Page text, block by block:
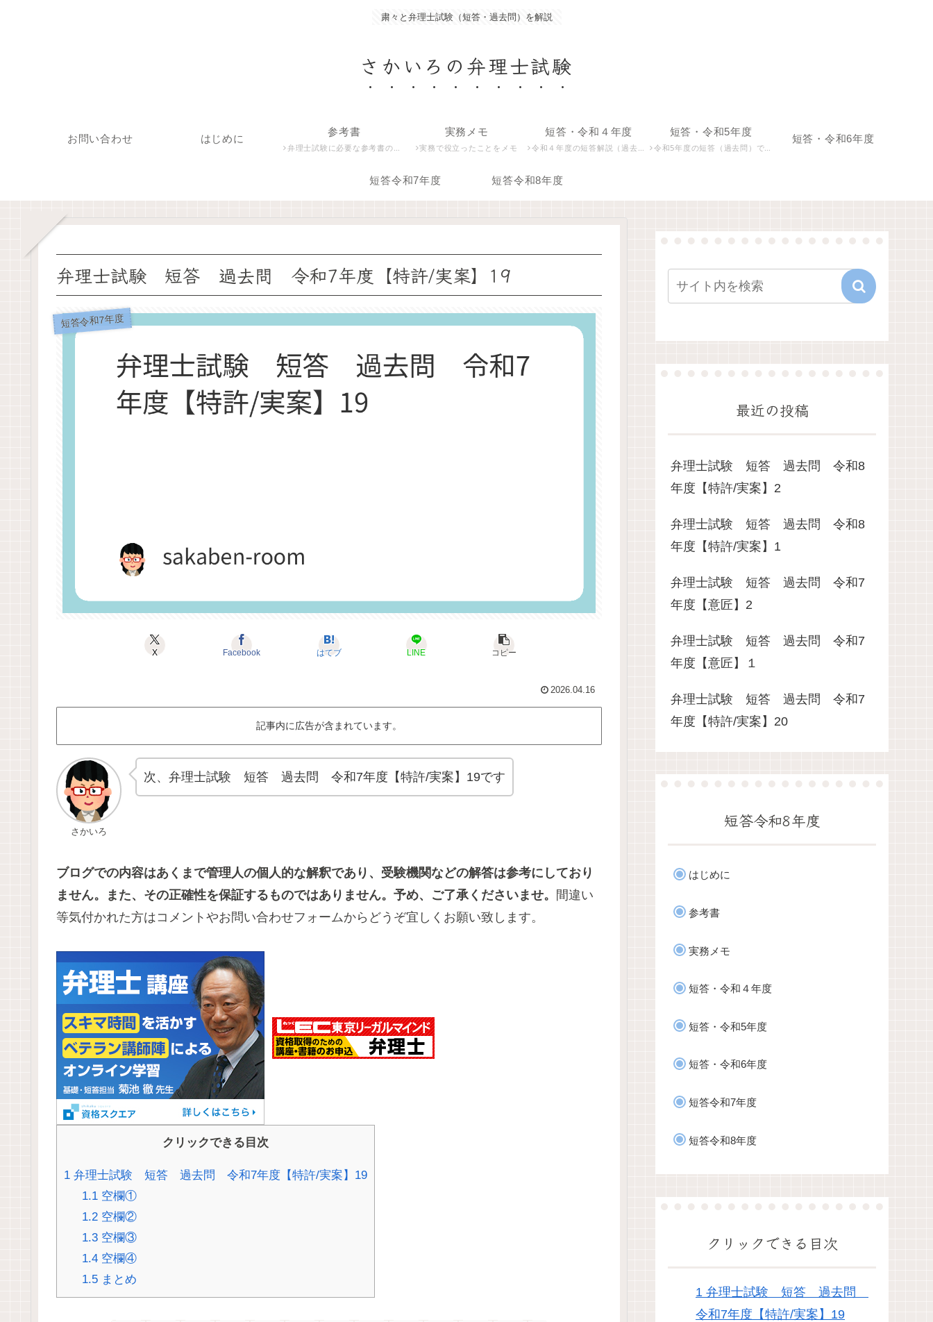
粛々と弁理士試験（短答・過去問）を解説
さかいろの弁理士試験
お問い合わせ はじめに
参考書
弁理士試験に必要な参考書の紹介
実務メモ
実務で役立ったことをメモ
短答・令和４年度
令和４年度の短答解説（過去問）です。
短答・令和5年度
令和5年度の短答（過去問）です。
短答・令和6年度
短答令和7年度 短答令和8年度
弁理士試験 短答 過去問 令和7年度【特許/実案】19
短答令和7年度
X Facebook はてブ LINE コピー
2026.04.16
記事内に広告が含まれています。
さかいろ
次、弁理士試験 短答 過去問 令和7年度【特許/実案】19です
ブログでの内容はあくまで管理人の個人的な解釈であり、受験機関などの解答は参考にしており
ません。また、その正確性を保証するものではありません。予め、ご了承くださいませ。 間違い
等気付かれた方はコメントやお問い合わせフォームからどうぞ宜しくお願い致します。
クリックできる目次
1 弁理士試験 短答 過去問 令和7年度【特許/実案】19
1.1空欄①
1.2空欄②
1.3空欄③
1.4空欄④
1.5まとめ
最近の投稿
弁理士試験 短答 過去問 令和8
年度【特許/実案】2
弁理士試験 短答 過去問 令和8
年度【特許/実案】1
弁理士試験 短答 過去問 令和7
年度【意匠】2
弁理士試験 短答 過去問 令和7
年度【意匠】１
弁理士試験 短答 過去問 令和7
年度【特許/実案】20
短答令和8年度
はじめに
参考書
実務メモ
短答・令和４年度
短答・令和5年度
短答・令和6年度
短答令和7年度
短答令和8年度
クリックできる目次
1 弁理士試験 短答 過去問
令和7年度【特許/実案】19